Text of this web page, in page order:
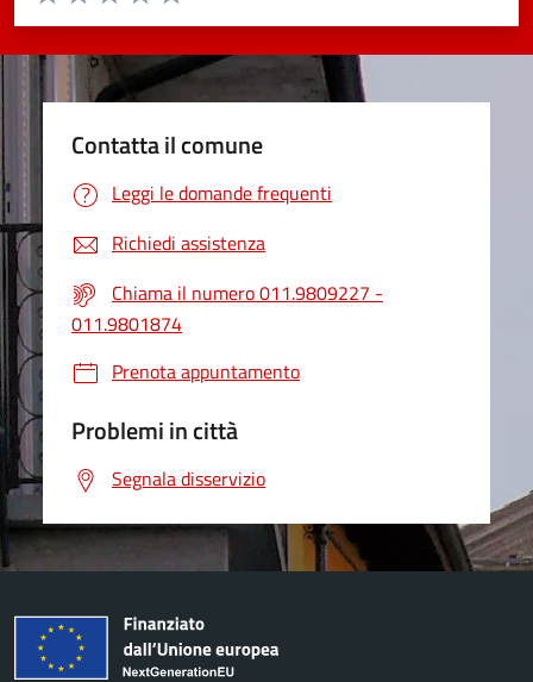
Valuta 5 stelle su 5
Valuta 4 stelle su 5
Valuta 3 stelle su 5
Valuta 2 stelle su 5
Valuta 1 stelle su 5
Contatta il comune
Leggi le domande frequenti
Richiedi assistenza
Chiama il numero 011.9809227 -
011.9801874
Prenota appuntamento
Problemi in città
Segnala disservizio